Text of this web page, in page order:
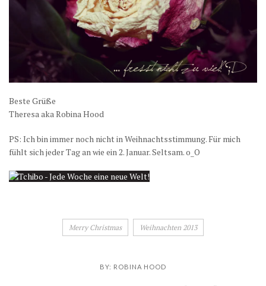
Beste Grüße
Theresa aka Robina Hood
PS: Ich bin immer noch nicht in Weihnachtsstimmung. Für mich
fühlt sich jeder Tag an wie ein 2. Januar. Seltsam. o_O
Merry Christmas Weihnachten 2013
BY: ROBINA HOOD